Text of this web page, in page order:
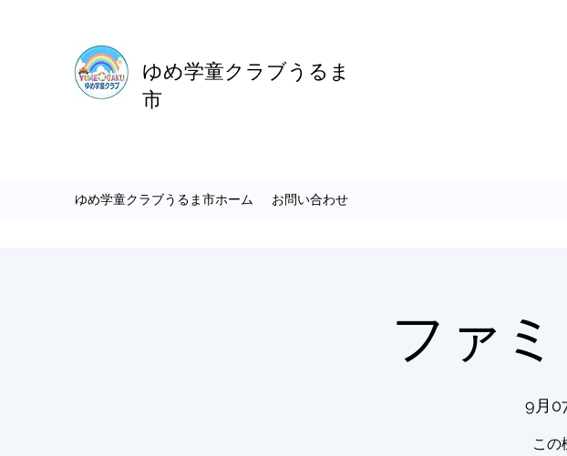
ゆめ学童クラブうるま
市
ゆめ学童クラブうるま市ホーム お問い合わせ
ファ
9月
この